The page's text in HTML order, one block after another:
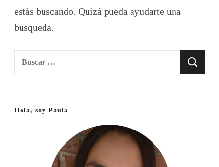
estás buscando. Quizá pueda ayudarte una
búsqueda.
Buscar:
Hola, soy Paula